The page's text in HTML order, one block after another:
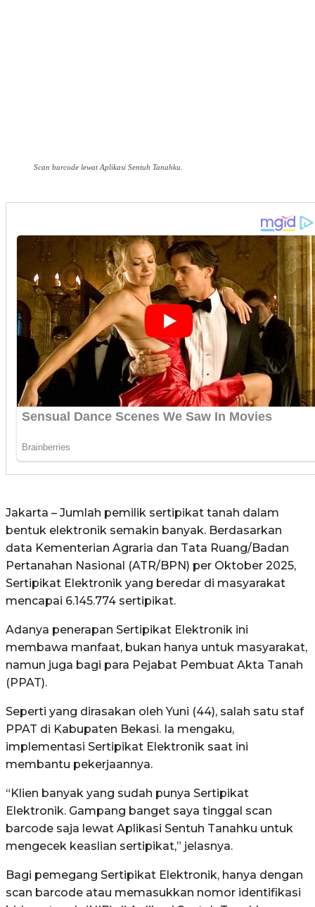
Scan barcode lewat Aplikasi Sentuh Tanahku.
Jakarta – Jumlah pemilik sertipikat tanah dalam
bentuk elektronik semakin banyak. Berdasarkan
data Kementerian Agraria dan Tata Ruang/Badan
Pertanahan Nasional (ATR/BPN) per Oktober 2025,
Sertipikat Elektronik yang beredar di masyarakat
mencapai 6.145.774 sertipikat.
Adanya penerapan Sertipikat Elektronik ini
membawa manfaat, bukan hanya untuk masyarakat,
namun juga bagi para Pejabat Pembuat Akta Tanah
(PPAT).
Seperti yang dirasakan oleh Yuni (44), salah satu staf
PPAT di Kabupaten Bekasi. Ia mengaku,
implementasi Sertipikat Elektronik saat ini
membantu pekerjaannya.
“Klien banyak yang sudah punya Sertipikat
Elektronik. Gampang banget saya tinggal scan
barcode saja lewat Aplikasi Sentuh Tanahku untuk
mengecek keaslian sertipikat,” jelasnya.
Bagi pemegang Sertipikat Elektronik, hanya dengan
scan barcode atau memasukkan nomor identifikasi